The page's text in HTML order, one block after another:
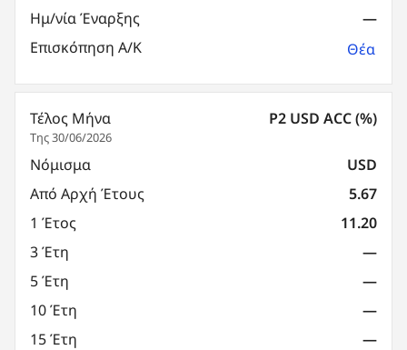
Ημ/νία Έναρξης
—
Επισκόπηση Α/Κ
Θέα
Τέλος Μήνα
Της 30/06/2026
P2 USD ACC (%)
Νόμισμα
USD
Από Αρχή Έτους
5.67
1 Έτος
11.20
3 Έτη
—
5 Έτη
—
10 Έτη
—
15 Έτη
—